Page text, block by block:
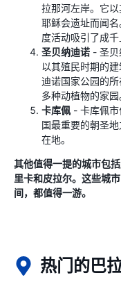
拉那河左岸。它
耶稣会遗址而闻
度活动吸引了成千
圣贝纳迪诺 - 圣贝
以其殖民时期的
迪诺国家公园的
多种动植物的家园
卡库佩 - 卡库佩
国最重要的朝圣
在地。
其他值得一提的城市包
里卡和皮拉尔。这些城
间，都值得一游。
热门的巴